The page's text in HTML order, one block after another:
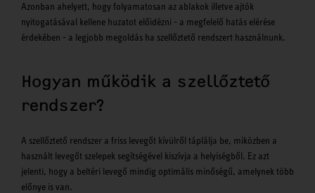
Azonban ahelyett, hogy folyamatosan az ablakok illetve ajtók
nyitogatásával kellene huzatot előidézni - a megfelelő hatás elérése
érdekében - a legjobb megoldás ha szellőztető rendszert használnunk.
Hogyan működik a szellőztető
rendszer?
A szellőztető rendszer a friss levegőt kívülről táplálja be, miközben a
használt levegőt szelepek segítségével kiszívja a helyiségből. Ez azt
jelenti, hogy a beltéri levegő mindig optimális minőségű, amelynek több
előnye is van.